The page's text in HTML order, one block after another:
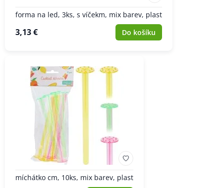
forma na led, 3ks, s víčekm, mix barev, plast
3,13 € Do košíku
míchátko cm, 10ks, mix barev, plast